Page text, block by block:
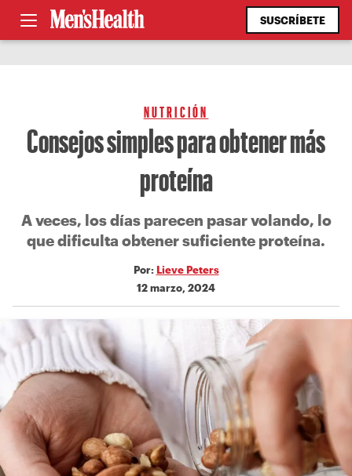
SUSCRÍBETE
NUTRICIÓN
Consejos simples para obtener más
proteína
A veces, los días parecen pasar volando, lo
que dificulta obtener suficiente proteína.
Por: Lieve Peters
12 marzo, 2024